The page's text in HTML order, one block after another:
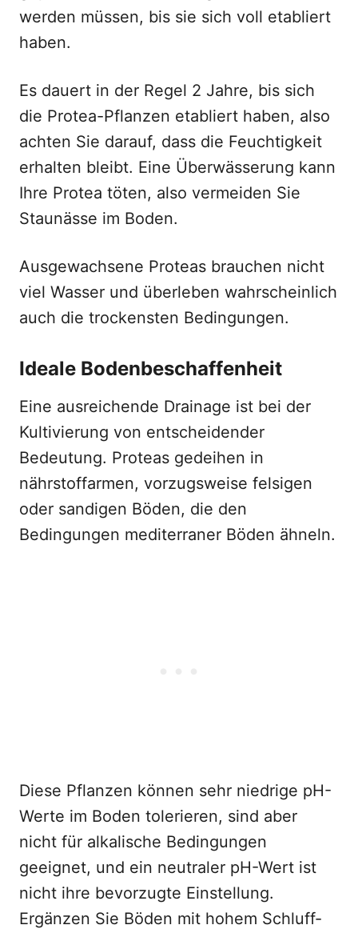
werden müssen, bis sie sich voll etabliert
haben.
Es dauert in der Regel 2 Jahre, bis sich
die Protea-Pflanzen etabliert haben, also
achten Sie darauf, dass die Feuchtigkeit
erhalten bleibt. Eine Überwässerung kann
Ihre Protea töten, also vermeiden Sie
Staunässe im Boden.
Ausgewachsene Proteas brauchen nicht
viel Wasser und überleben wahrscheinlich
auch die trockensten Bedingungen.
Ideale Bodenbeschaffenheit
Eine ausreichende Drainage ist bei der
Kultivierung von entscheidender
Bedeutung. Proteas gedeihen in
nährstoffarmen, vorzugsweise felsigen
oder sandigen Böden, die den
Bedingungen mediterraner Böden ähneln.
Diese Pflanzen können sehr niedrige pH-
Werte im Boden tolerieren, sind aber
nicht für alkalische Bedingungen
geeignet, und ein neutraler pH-Wert ist
nicht ihre bevorzugte Einstellung.
Ergänzen Sie Böden mit hohem Schluff-